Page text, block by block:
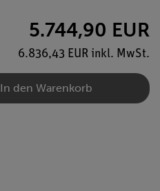
5.744,90 EUR
6.836,43 EUR inkl. MwSt.
In den Warenkorb